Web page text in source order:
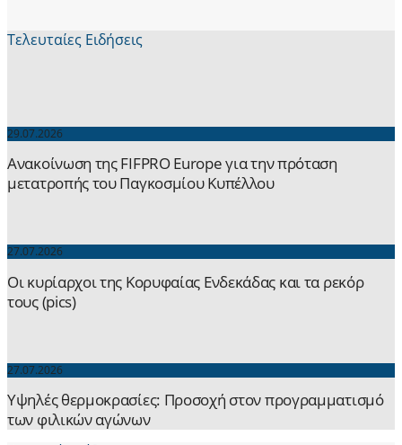
Τελευταίες Ειδήσεις
29.07.2026
Ανακοίνωση της FIFPRO Europe για την πρόταση
μετατροπής του Παγκοσμίου Κυπέλλου
27.07.2026
Οι κυρίαρχοι της Κορυφαίας Ενδεκάδας και τα ρεκόρ
τους (pics)
27.07.2026
Yψηλές θερμοκρασίες: Προσοχή στον προγραμματισμό
των φιλικών αγώνων